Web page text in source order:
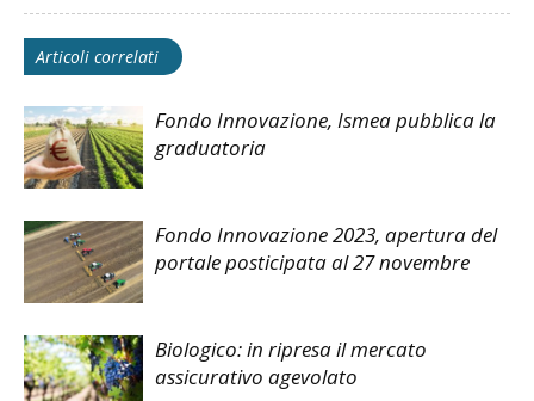
Articoli correlati
Fondo Innovazione, Ismea pubblica la
graduatoria
Fondo Innovazione 2023, apertura del
portale posticipata al 27 novembre
Biologico: in ripresa il mercato
assicurativo agevolato